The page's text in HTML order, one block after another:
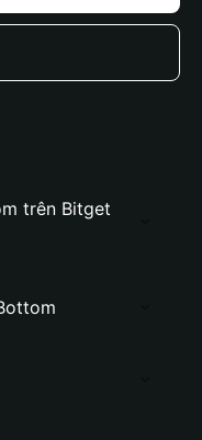
trên Bitget